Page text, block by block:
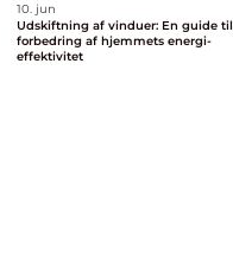
10. jun
Udskiftning af vinduer: En guide til
forbedring af hjemmets energi-
effektivitet